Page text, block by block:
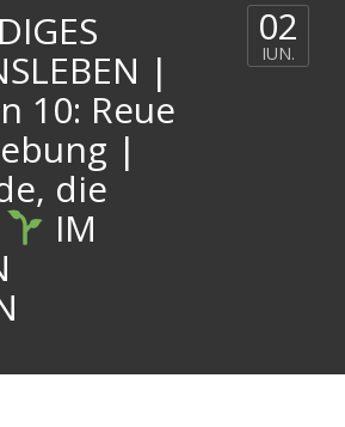
|
10: Reue
|
die
IM
02
IUN.